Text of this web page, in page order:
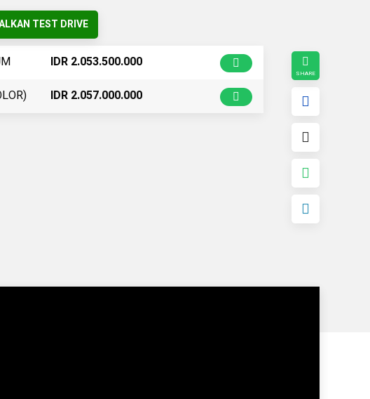
TEST DRIVE
IDR 2.053.500.000
IDR 2.057.000.000